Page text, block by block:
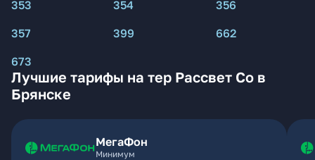
353
354
356
357
399
662
673
Лучшие тарифы на тер Рассвет Со в
Брянске
МегаФон
Минимум